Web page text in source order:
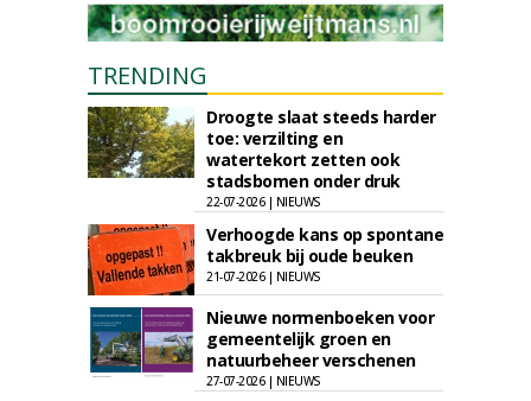
TRENDING
Droogte slaat steeds harder
toe: verzilting en
watertekort zetten ook
stadsbomen onder druk
22-07-2026 | NIEUWS
Verhoogde kans op spontane
takbreuk bij oude beuken
21-07-2026 | NIEUWS
Nieuwe normenboeken voor
gemeentelijk groen en
natuurbeheer verschenen
27-07-2026 | NIEUWS